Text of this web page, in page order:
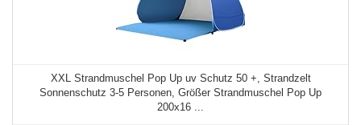
XXL Strandmuschel Pop Up uv Schutz 50 +, Strandzelt
Sonnenschutz 3-5 Personen, Größer Strandmuschel Pop Up
200x16 ...